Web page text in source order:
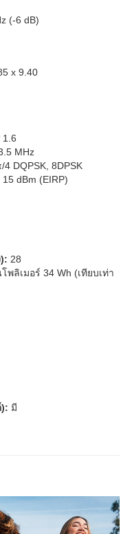
(-6 dB)
x 9.40
1.6
MHz
4 DQPSK, 8DPSK
dBm (EIRP)
28
พลิเมอร์ 34 Wh (เทียบเท่า
มี